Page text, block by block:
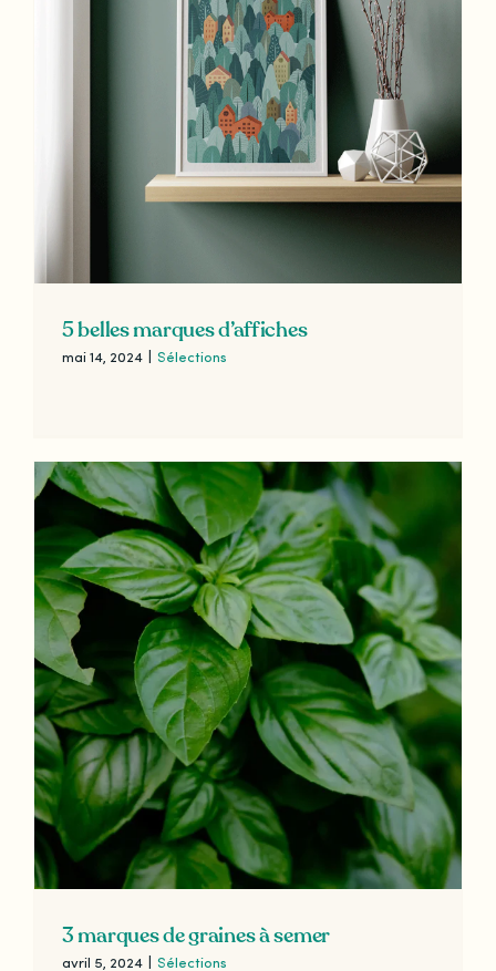
5 belles marques d’affiches
mai 14, 2024 Sélections
3 marques de graines à semer
avril 5, 2024 Sélections